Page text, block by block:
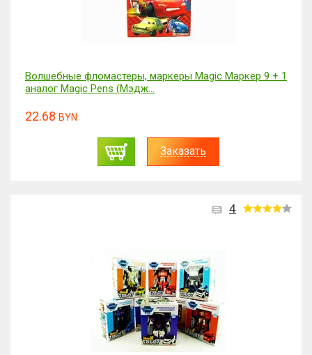
Волшебные фломастеры, маркеры Magic Маркер 9 + 1
аналог Magic Pens (Мэдж...
22.68 BYN
Заказать
4